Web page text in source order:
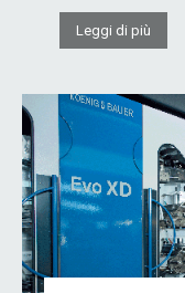
Leggi di più